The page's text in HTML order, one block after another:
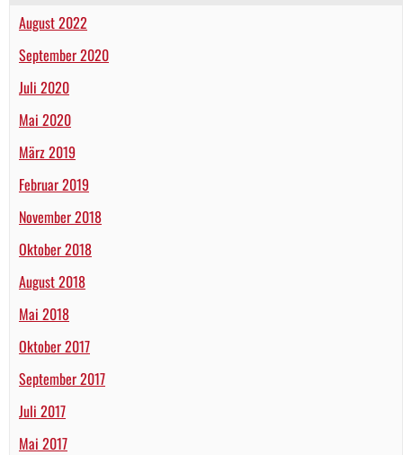
August 2022
September 2020
Juli 2020
Mai 2020
März 2019
Februar 2019
November 2018
Oktober 2018
August 2018
Mai 2018
Oktober 2017
September 2017
Juli 2017
Mai 2017